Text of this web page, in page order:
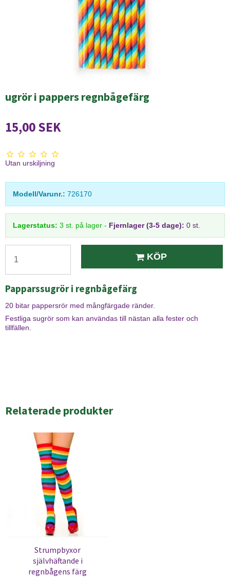
ugrör i pappers regnbågefärg
15,00 SEK
Utan urskiljning
Modell/Varunr.: 726170
Lagerstatus: 3 st. på lager - Fjernlager (3-5 dage): 0 st.
KÖP
Papparssugrör i regnbågefärg
20 bitar pappersrör med mångfärgade ränder.
Festliga sugrör som kan användas till nästan alla fester och
tillfällen.
Relaterade produkter
Strumpbyxor
självhäftande i
regnbågens färg